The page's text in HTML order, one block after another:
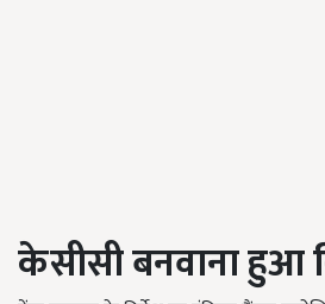
केसीसी बनवाना हुआ